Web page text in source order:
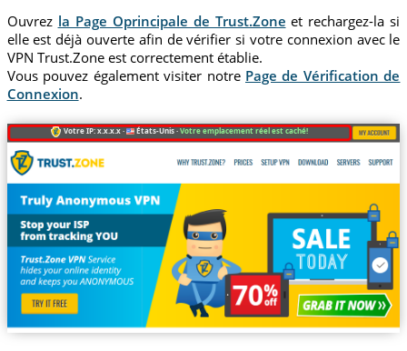
Ouvrez la Page Oprincipale de Trust.Zone et rechargez-la si
elle est déjà ouverte afin de vérifier si votre connexion avec le
VPN Trust.Zone est correctement établie.
Vous pouvez également visiter notre Page de Vérification de
Connexion.
Votre IP: x.x.x.x · États-Unis ·Votre emplacement réel est caché!